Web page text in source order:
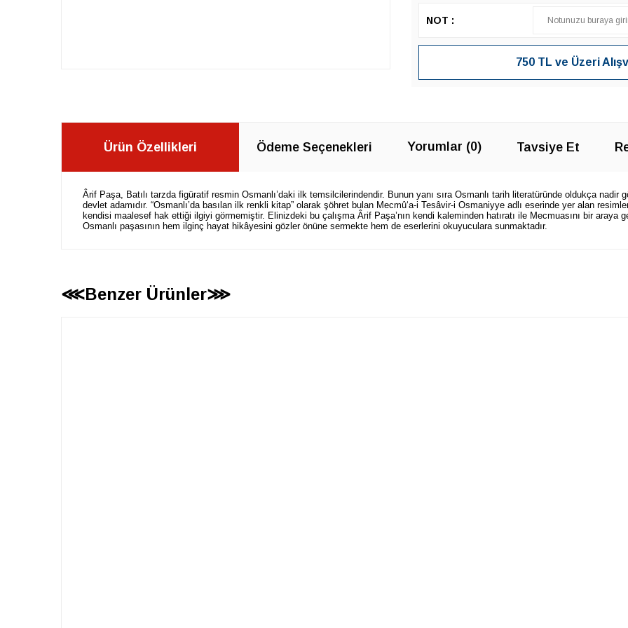
NOT :
750 TL ve Üzeri
Ürün Özellikleri Ödeme Seçenekleri Yorumlar (0) Tavsiye Et
Ârif Paşa, Batılı tarzda figüratif resmin Osmanlı’daki ilk temsilcilerindendir. Bunun yanı sıra Osmanlı tarih literatüründe oldukça
devlet adamıdır. “Osmanlı’da basılan ilk renkli kitap” olarak şöhret bulan Mecmû‘a-i Tesâvir-i Osmaniyye adlı eserinde yer alan
kendisi maalesef hak ettiği ilgiyi görmemiştir. Elinizdeki bu çalışma Ârif Paşa’nın kendi kaleminden hatıratı ile Mecmuasını bir araya
Osmanlı paşasının hem ilginç hayat hikâyesini gözler önüne sermekte hem de eserlerini okuyuculara sunmaktadır.
⋘Benzer Ürünler⋙